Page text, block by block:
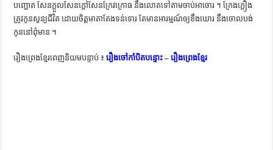
បញ្ឆោត សែន​ក្ដួល​សែន​ក្ដៅ​សែន​ក្រែវក្រោធ នឹង​លោត​ទៅ​តាម​ចាប់​អា​ចោរ ។ ក្រែង​ក្ដឿង​
ត្រូវ​កូន​សូន្យ​ជីវិត ដោយ​ចិត្ត​មាតា​តែង​ទន់ទោរ តែ​មាន​អារម្មណ៍​ឲ្យ​ខឹង​ឃោរ នឹង​ចោល​បង់​
កូន​នៅ​ពុំ​មាន ។
រឿងព្រេងខ្មែរពេញនិយមបន្ទាប់ ៖រឿងចៅកាំបិតបន្ទោះ – រឿងព្រេងខ្មែរ